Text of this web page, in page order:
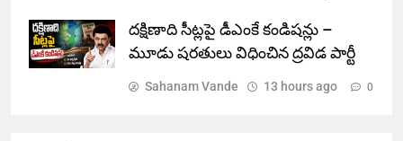
దక్షిణాది సీట్లపై డీఎంకే కండిషన్లు –
మూడు షరతులు విధించిన ద్రవిడ పార్టీ
Sahanam Vande 13 hours ago 0